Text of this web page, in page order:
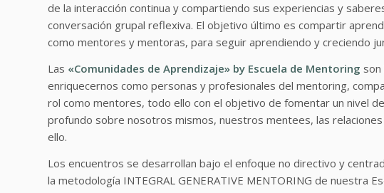
de la interacción continua y compartiendo sus experiencias y
conversación grupal reflexiva. El objetivo último es compartir
como mentores y mentoras, para seguir aprendiendo y creciendo
Las «Comunidades de Aprendizaje» by Escuela de Mentoring
enriquecernos como personas y profesionales del mentoring,
rol como mentores, todo ello con el objetivo de fomentar un nivel
profundo sobre nosotros mismos, nuestros mentees, las
ello.
Los encuentros se desarrollan bajo el enfoque no directivo y
la metodología INTEGRAL GENERATIVE MENTORING de nuestra